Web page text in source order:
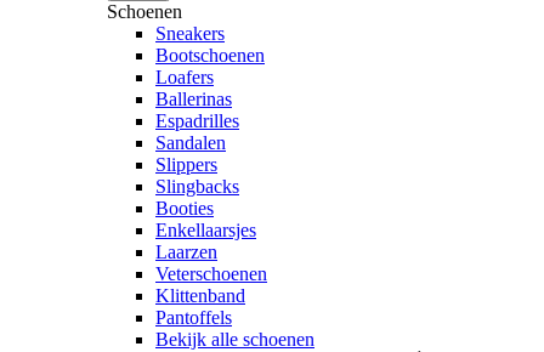
Schoenen
Sneakers
Bootschoenen
Loafers
Ballerinas
Espadrilles
Sandalen
Slippers
Slingbacks
Booties
Enkellaarsjes
Laarzen
Veterschoenen
Klittenband
Pantoffels
Bekijk alle schoenen